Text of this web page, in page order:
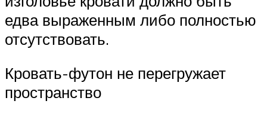
едва выраженным либо полностью
отсутствовать.
Кровать-футон не перегружает
пространство